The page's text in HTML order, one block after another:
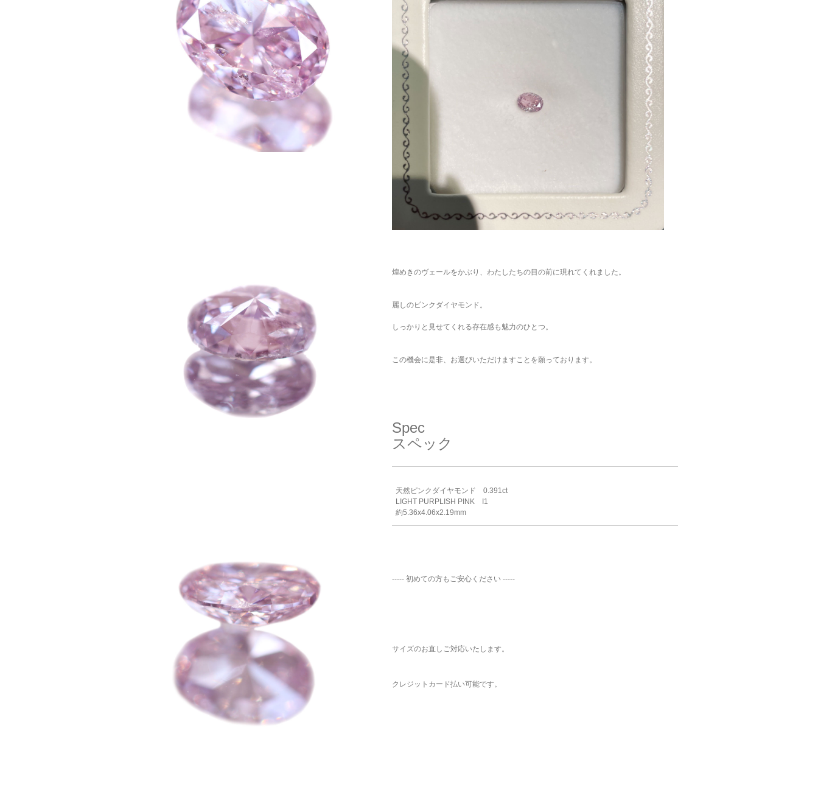
煌めきのヴェールをかぶり、わたしたちの目の前に現れてくれました。
麗しのピンクダイヤモンド。
しっかりと見せてくれる存在感も魅力のひとつ。
この機会に是非、お選びいただけますことを願っております。
Spec
スペック
天然ピンクダイヤモンド 0.391ct
LIGHT PURPLISH PINK I1
約5.36x4.06x2.19mm
----- 初めての方もご安心ください -----
サイズのお直しご対応いたします。
クレジットカード払い可能です。